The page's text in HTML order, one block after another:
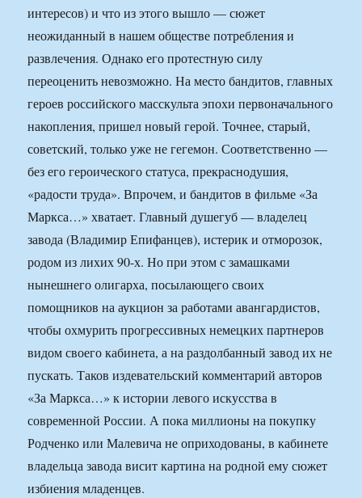
интересов) и что из этого вышло — сюжет
неожиданный в нашем обществе потребления и
развлечения. Однако его протестную силу
переоценить невозможно. На место бандитов, главных
героев российского масскульта эпохи первоначального
накопления, пришел новый герой. Точнее, старый,
советский, только уже не гегемон. Соответственно —
без его героического статуса, прекраснодушия,
«радости труда». Впрочем, и бандитов в фильме «За
Маркса…» хватает. Главный душегуб — владелец
завода (Владимир Епифанцев), истерик и отморозок,
родом из лихих 90-х. Но при этом с замашками
нынешнего олигарха, посылающего своих
помощников на аукцион за работами авангардистов,
чтобы охмурить прогрессивных немецких партнеров
видом своего кабинета, а на раздолбанный завод их не
пускать. Таков издевательский комментарий авторов
«За Маркса…» к истории левого искусства в
современной России. А пока миллионы на покупку
Родченко или Малевича не оприходованы, в кабинете
владельца завода висит картина на родной ему сюжет
избиения младенцев.